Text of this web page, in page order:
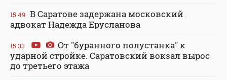
15:49 В Саратове задержана московский
адвокат Надежда Ерусланова
15:33
От "буранного полустанка" к
ударной стройке. Саратовский вокзал вырос
до третьего этажа